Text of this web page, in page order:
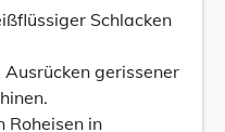
Schlacken
gerissener
Roheisen in